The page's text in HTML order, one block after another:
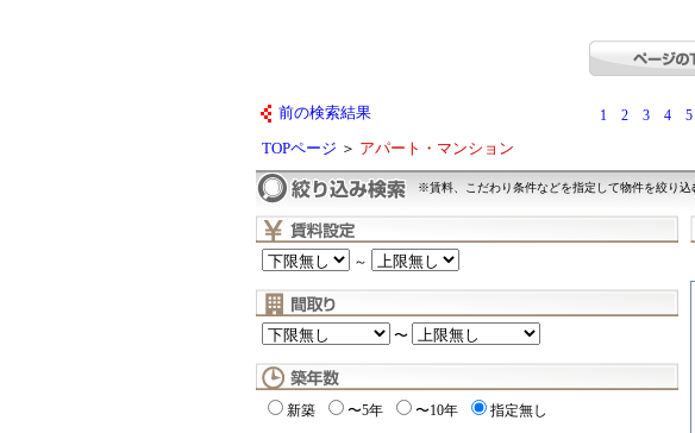
前の検索結果 1 2 3 4 5
TOPページ ＞ アパート・マンション
※賃料、こだわり条件などを指定して物件を絞り込
～
〜
新築 〜5年 〜10年 指定無し